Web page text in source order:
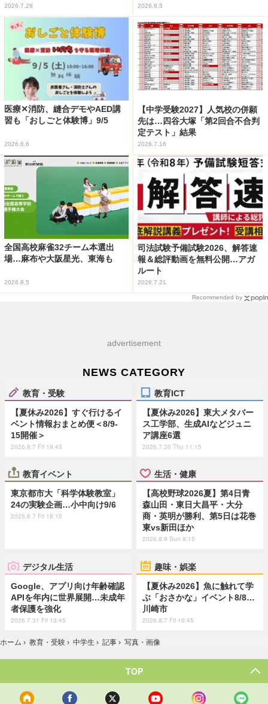
2026.7.28 2026.8.5
医療✕消防、縫合デモやAED講
習も「おしごと体験博」9/5
2026.8.6
【中学受験2027】人気校の併願
先は…四谷大塚「第2回合不合判
定テスト」結果
2026.7.16
全国高校麻雀32チーム本選出
場…麻布や大阪星光、東海も
2026.8.5
司法試験予備試験2026、解答速
報＆総評動画を無料公開…アガ
ルート
2026.7.21
Recommended by
advertisement
NEWS CATEGORY
教育・受験
【夏休み2026】すぐ行けるイ
ベント情報おまとめ便＜8/9-
15開催＞
2026.8.7 Fri 19:45
教育ICT
【夏休み2026】東大メタバー
ス工学部、生成AIなどジュニ
ア講座6選
2026.7.30 Thu 11:15
教育イベント
東京都市大「科学体験教室」
24の実験企画…小中向け9/6
2026.8.7 Fri 18:15
生活・健康
【高校野球2026夏】第4日青
森山田・東日大昌平・大分
商・英明が勝利、第5日は花巻
東vs新田ほか
2026.8.9 Sun 9:15
デジタル生活
Google、アプリ向け年齢確認
APIを年内に世界展開…未成年
者保護を強化
2026.7.31 Fri 13:45
趣味・娯楽
【夏休み2026】魚に触れて学
ぶ「おさかな」イベント8/8…
川崎市
2026.8.7 Fri 10:45
ホーム › 教育・受験 › 中学生 › 記事 › 写真・画像
TOP